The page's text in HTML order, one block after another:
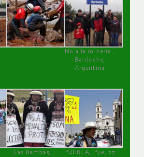
No a la minería ,
Bariloche,
Argentina
Las Bambas,
PUEBLA, Pue, 27